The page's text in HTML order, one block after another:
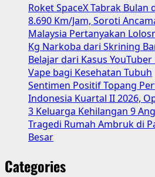
Beri
Kepastian
Roket SpaceX Tabrak Bulan
8.690 Km/Jam, Soroti
Malaysia Pertanyakan
Kg Narkoba dari Skrining
Belajar dari Kasus
Vape bagi Kesehatan Tubuh
Sentimen Positif Topang
Indonesia Kuartal II 2026,
3 Keluarga Kehilangan 9
Tragedi Rumah Ambruk di
Besar
Categories